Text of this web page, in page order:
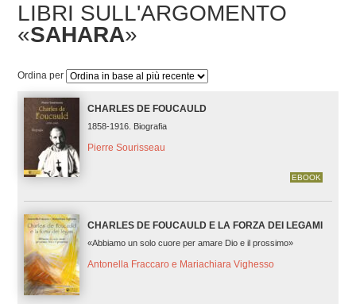
LIBRI SULL'ARGOMENTO
«SAHARA»
Ordina per
CHARLES DE FOUCAULD
1858-1916. Biografia
Pierre Sourisseau
EBOOK
CHARLES DE FOUCAULD E LA FORZA DEI LEGAMI
«Abbiamo un solo cuore per amare Dio e il prossimo»
Antonella Fraccaro e Mariachiara Vighesso